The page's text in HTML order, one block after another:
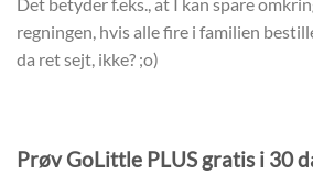
regningen, hvis alle fire i familien
da ret sejt, ikke? ;o)
Prøv GoLittle PLUS gratis i 30